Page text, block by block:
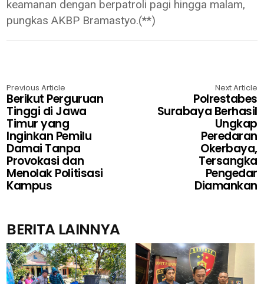
keamanan dengan berpatroli pagi hingga malam,
pungkas AKBP Bramastyo.(**)
Previous Article
Berikut Perguruan
Tinggi di Jawa
Timur yang
Inginkan Pemilu
Damai Tanpa
Provokasi dan
Menolak Politisasi
Kampus
Next Article
Polrestabes
Surabaya Berhasil
Ungkap
Peredaran
Okerbaya,
Tersangka
Pengedar
Diamankan
BERITA LAINNYA